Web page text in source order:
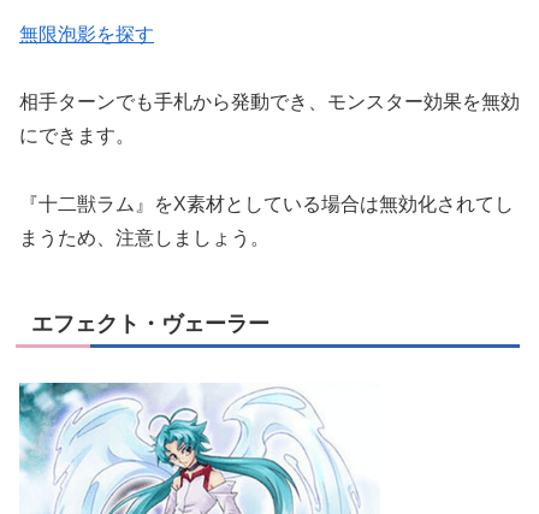
無限泡影を探す
相手ターンでも手札から発動でき、モンスター効果を無効
にできます。
『十二獣ラム』をX素材としている場合は無効化されてし
まうため、注意しましょう。
エフェクト・ヴェーラー